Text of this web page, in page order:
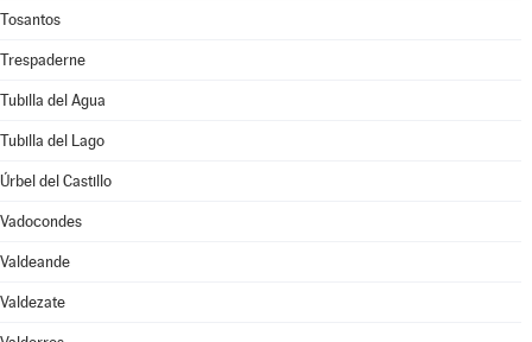
Tosantos
Trespaderne
Tubilla del Agua
Tubilla del Lago
Úrbel del Castillo
Vadocondes
Valdeande
Valdezate